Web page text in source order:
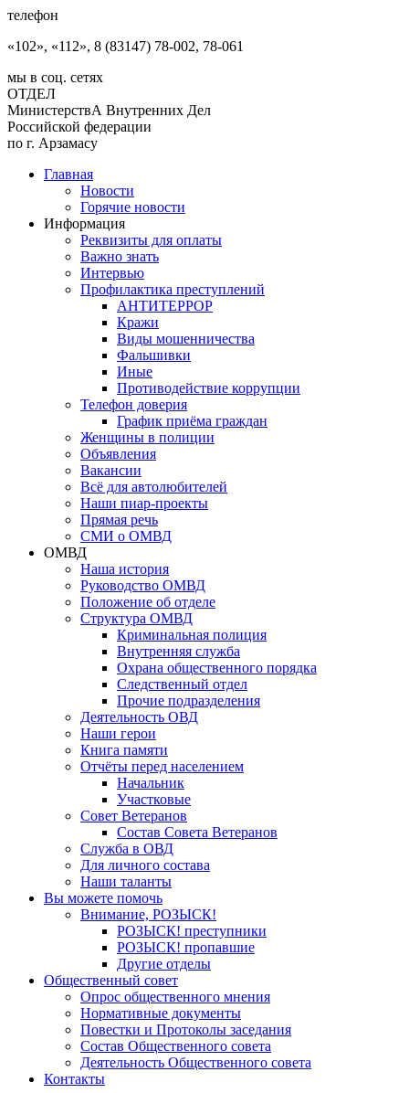
телефон
«102», «112», 8 (83147) 78-002, 78-061
мы в соц. сетях
ОТДЕЛ
МинистерствА Внутренних Дел
Российской федерации
по г. Арзамасу
Главная
Новости
Горячие новости
Информация
Реквизиты для оплаты
Важно знать
Интервью
Профилактика преступлений
АНТИТЕРРОР
Кражи
Виды мошенничества
Фальшивки
Иные
Противодействие коррупции
Телефон доверия
График приёма граждан
Женщины в полиции
Объявления
Вакансии
Всё для автолюбителей
Наши пиар-проекты
Прямая речь
СМИ о ОМВД
ОМВД
Наша история
Руководство ОМВД
Положение об отделе
Структура ОМВД
Криминальная полиция
Внутренняя служба
Охрана общественного порядка
Следственный отдел
Прочие подразделения
Деятельность ОВД
Наши герои
Книга памяти
Отчёты перед населением
Начальник
Участковые
Совет Ветеранов
Состав Совета Ветеранов
Служба в ОВД
Для личного состава
Наши таланты
Вы можете помочь
Внимание, РОЗЫСК!
РОЗЫСК! преступники
РОЗЫСК! пропавшие
Другие отделы
Общественный совет
Опрос общественного мнения
Нормативные документы
Повестки и Протоколы заседания
Состав Общественного совета
Деятельность Общественного совета
Контакты